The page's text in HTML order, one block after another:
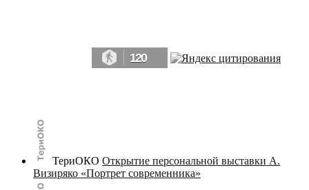
120
ТериОКО Открытие персональной выставки А.
Визиряко «Портрет современника»